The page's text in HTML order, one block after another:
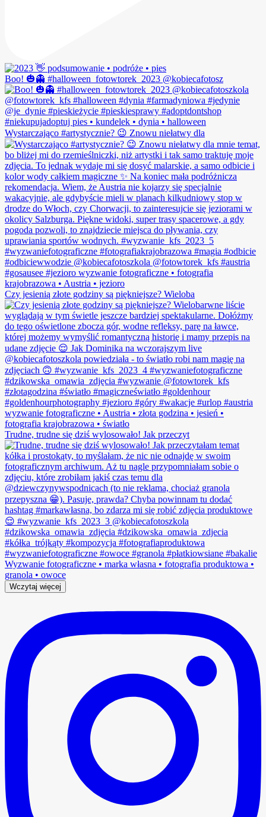
Boo! 🎃👻 #halloween_fotowtorek_2023 @kobiecafotosz
Wystarczająco #artystycznie? 😉 Znowu niełatwy dla
Czy jesienią złote godziny są piękniejsze? Wieloba
Trudne, trudne się dziś wylosowało! Jak przeczyt
Wczytaj więcej